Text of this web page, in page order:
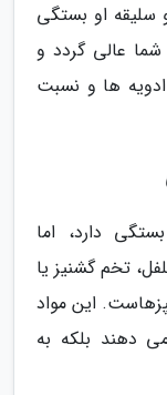
سلیقه او بستگی
عالی گردد و
ها و نسبت
دارد، اما
تخم گشنیز یا
این مواد
دهند بلکه به